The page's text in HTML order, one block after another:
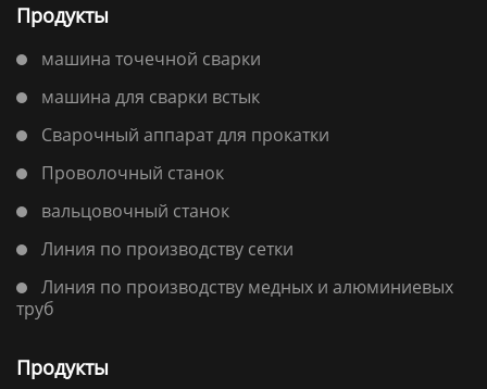
Продукты
машина точечной сварки
машина для сварки встык
Сварочный аппарат для прокатки
Проволочный станок
вальцовочный станок
Линия по производству сетки
Линия по производству медных и алюминиевых
труб
Продукты